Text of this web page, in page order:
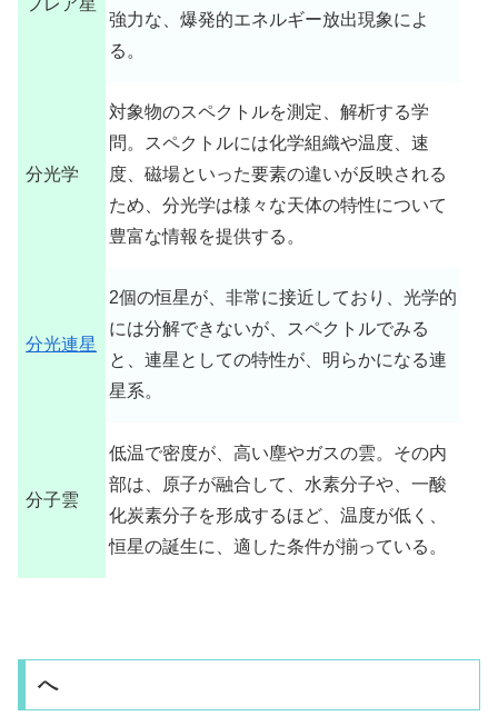
フレア星
強力な、爆発的エネルギー放出現象によ
る。
分光学
対象物のスペクトルを測定、解析する学
問。スペクトルには化学組織や温度、速
度、磁場といった要素の違いが反映される
ため、分光学は様々な天体の特性について
豊富な情報を提供する。
分光連星
2個の恒星が、非常に接近しており、光学的
には分解できないが、スペクトルでみる
と、連星としての特性が、明らかになる連
星系。
分子雲
低温で密度が、高い塵やガスの雲。その内
部は、原子が融合して、水素分子や、一酸
化炭素分子を形成するほど、温度が低く、
恒星の誕生に、適した条件が揃っている。
へ